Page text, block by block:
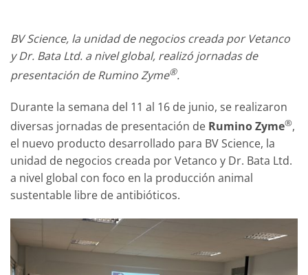
BV Science, la unidad de negocios creada por Vetanco
y Dr. Bata Ltd. a nivel global, realizó jornadas de
presentación de Rumino Zyme®.
Durante la semana del 11 al 16 de junio, se realizaron
diversas jornadas de presentación de Rumino Zyme®,
el nuevo producto desarrollado para BV Science, la
unidad de negocios creada por Vetanco y Dr. Bata Ltd.
a nivel global con foco en la producción animal
sustentable libre de antibióticos.